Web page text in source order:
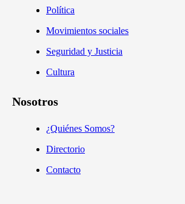
Política
Movimientos sociales
Seguridad y Justicia
Cultura
Nosotros
¿Quiénes Somos?
Directorio
Contacto